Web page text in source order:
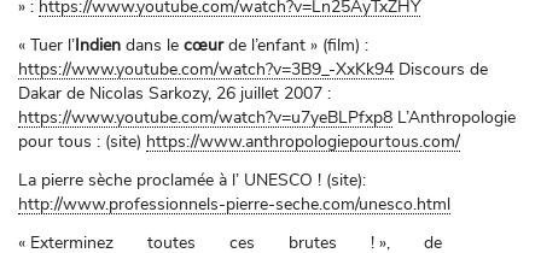
» : https://www.youtube.com/watch?v=Ln25AyTxZHY
« Tuer l’ Indien dans le cœur de l’enfant » (film) :
https://www.youtube.com/watch?v=3B9_-XxKk94 Discours de
Dakar de Nicolas Sarkozy, 26 juillet 2007 :
https://www.youtube.com/watch?v=u7yeBLPfxp8 L’Anthropologie
pour tous : (site) https://www.anthropologiepourtous.com/
La pierre sèche proclamée à l’ UNESCO ! (site):
http://www.professionnels-pierre-seche.com/unesco.html
« Exterminez toutes ces brutes ! », de